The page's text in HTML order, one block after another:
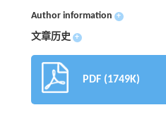
Author information +
文章历史 +
PDF (1749K)